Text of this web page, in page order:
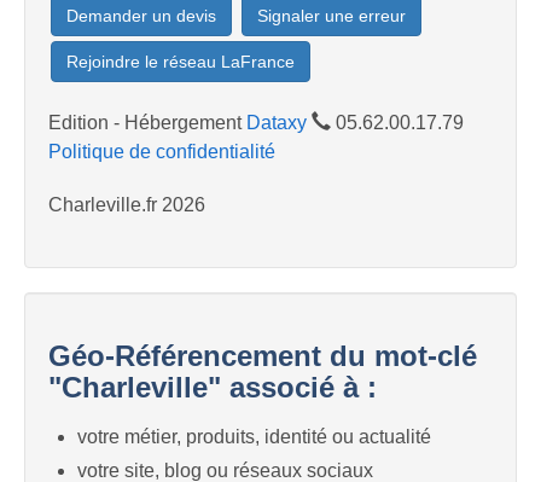
Demander un devis Signaler une erreur
Rejoindre le réseau LaFrance
Edition - Hébergement Dataxy
05.62.00.17.79
Politique de confidentialité
Charleville.fr 2026
Géo-Référencement du mot-clé
"Charleville" associé à :
votre métier, produits, identité ou actualité
votre site, blog ou réseaux sociaux